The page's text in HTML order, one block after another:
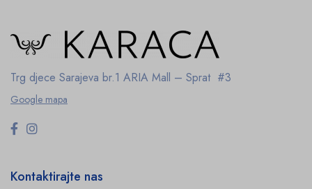
Trg djece Sarajeva br.1 ARIA Mall – Sprat #3
Google mapa
Kontaktirajte nas